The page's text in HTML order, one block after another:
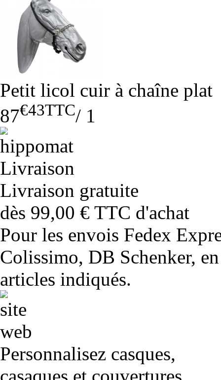
Petit licol cuir à chaîne plat
87€43TTC/ 1
Livraison gratuite
dès 99,00 € TTC d'achat
Pour les envois Fedex
Colissimo, DB Schenker,
articles indiqués.
Personnalisez casques,
casaques et couvertures